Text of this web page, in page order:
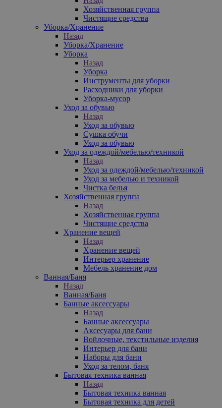
Хозяйственная группа
Чистящие средства
Уборка/Хранение
Назад
Уборка/Хранение
Уборка
Назад
Уборка
Инструменты для уборки
Расходники для уборки
Уборка-мусор
Уход за обувью
Назад
Уход за обувью
Сушка обучи
Уход за обувью
Уход за одеждой/мебелью/техникой
Назад
Уход за одеждой/мебелью/техникой
Уход за мебелью и техникой
Чистка белья
Хозяйственная группа
Назад
Хозяйственная группа
Чистящие средства
Хранение вещей
Назад
Хранение вещей
Интерьер хранение
Мебель хранение дом
Ванная/Баня
Назад
Ванная/Баня
Банные аксессуары
Назад
Банные аксессуары
Аксесуары для бани
Войлочные, текстильные изделия
Интерьер для бани
Наборы для бани
Уход за телом, баня
Бытовая техника ванная
Назад
Бытовая техника ванная
Бытовая техника для детей